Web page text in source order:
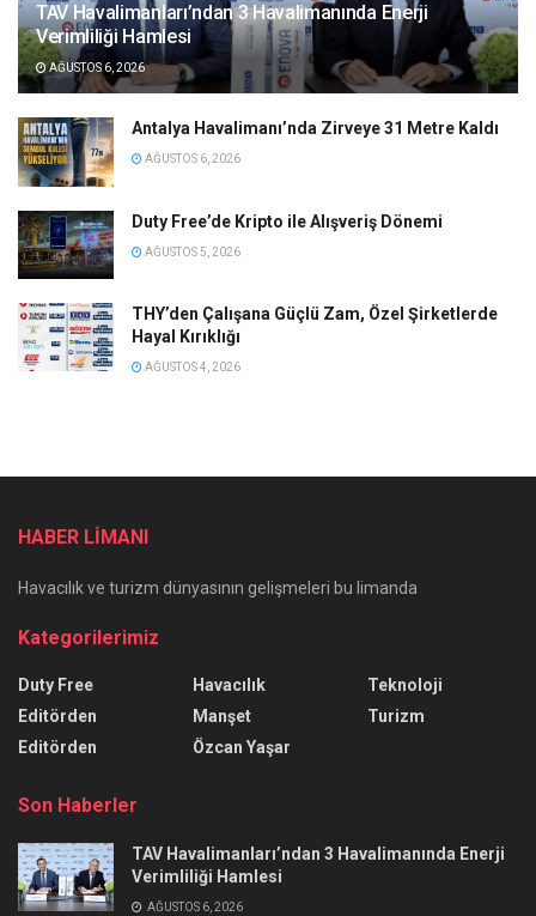
TAV Havalimanları’ndan 3 Havalimanında Enerji
Verimliliği Hamlesi
AĞUSTOS 6, 2026
Antalya Havalimanı’nda Zirveye 31 Metre Kaldı
AĞUSTOS 6, 2026
Duty Free’de Kripto ile Alışveriş Dönemi
AĞUSTOS 5, 2026
THY’den Çalışana Güçlü Zam, Özel Şirketlerde
Hayal Kırıklığı
AĞUSTOS 4, 2026
HABER LİMANI
Havacılık ve turizm dünyasının gelişmeleri bu limanda
Kategorilerimiz
Duty Free
Editörden
Editörden
Havacılık
Manşet
Özcan Yaşar
Teknoloji
Turizm
Son Haberler
TAV Havalimanları’ndan 3 Havalimanında Enerji
Verimliliği Hamlesi
AĞUSTOS 6, 2026